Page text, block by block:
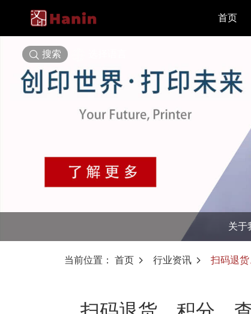
首页
搜索
关于
当前位置： 首页 行业资讯 扫码退